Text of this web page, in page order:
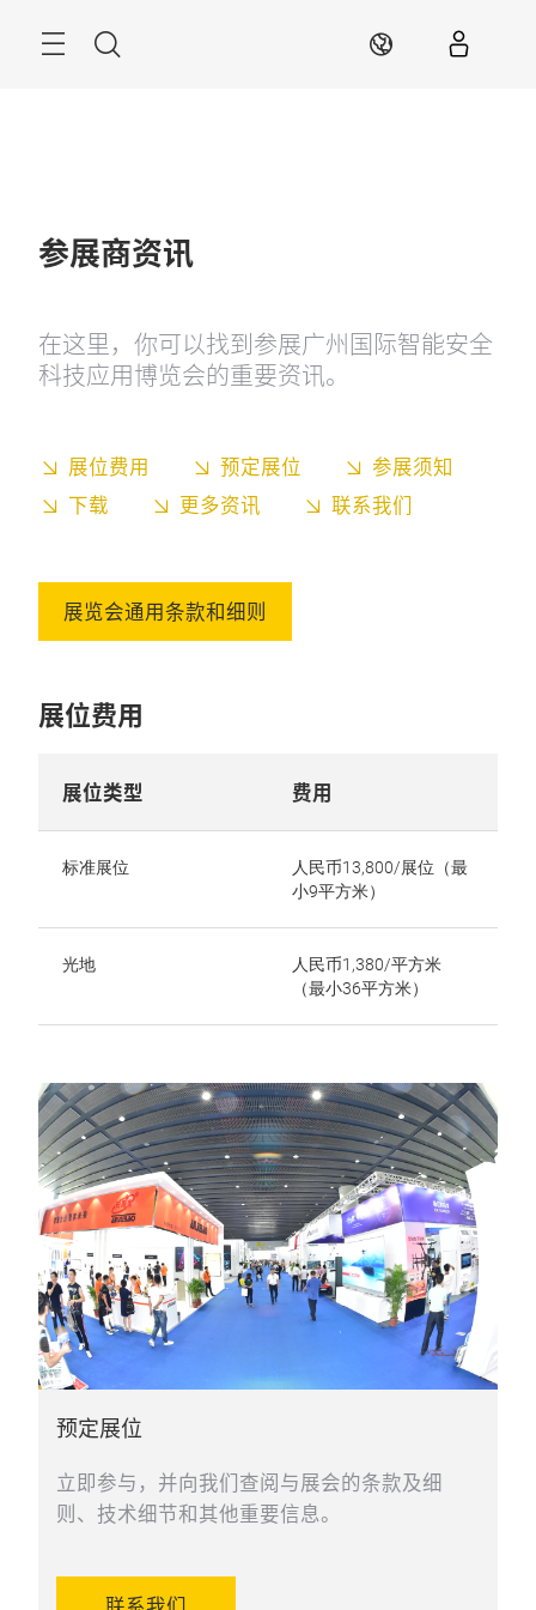
ZH
参展商资讯
在这里，你可以找到参展广州国际智能安全
科技应用博览会的重要资讯。
展位费用 预定展位
参展须知
下载
更多资讯 联系我们
展览会通用条款和细则
展位费用
展位类型 费用
标准展位
人民币13,800/展位（最
小9平方米）
光地
人民币1,380/平方米
（最小36平方米）
预定展位
立即参与，并向我们​​查阅与展会的条款及细
则、技术细节和其他重要信息。